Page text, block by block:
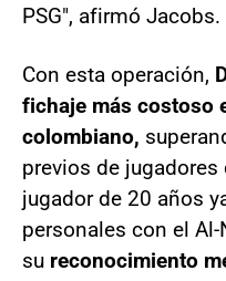
PSG", afirmó Jacobs.
Con esta operación,
fichaje más costoso
colombiano,
previos de
jugador de 20 años
personales con el
su reconocimiento